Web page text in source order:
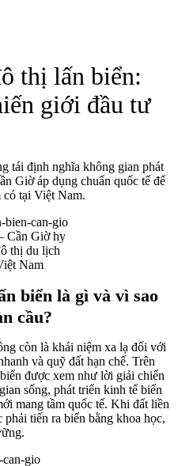
thị lấn biển:
giới đầu tư
tái định nghĩa không gian phát
Giờ áp dụng chuẩn quốc tế để
có tại Việt Nam.
Cần Giờ hy
thị du lịch
Nam
biển là gì và vì sao
cầu?
còn là khái niệm xa lạ đối với
và quỹ đất hạn chế. Trên
được xem như lời giải chiến
sống, phát triển kinh tế biển
mang tầm quốc tế. Khi đất liền
tiến ra biển bằng khoa học,